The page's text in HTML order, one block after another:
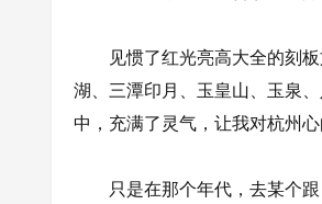
见惯了红光亮高大全的刻板
湖、三潭印月、玉皇山、玉泉
中，充满了灵气，让我对杭州心
只是在那个年代，去某个跟